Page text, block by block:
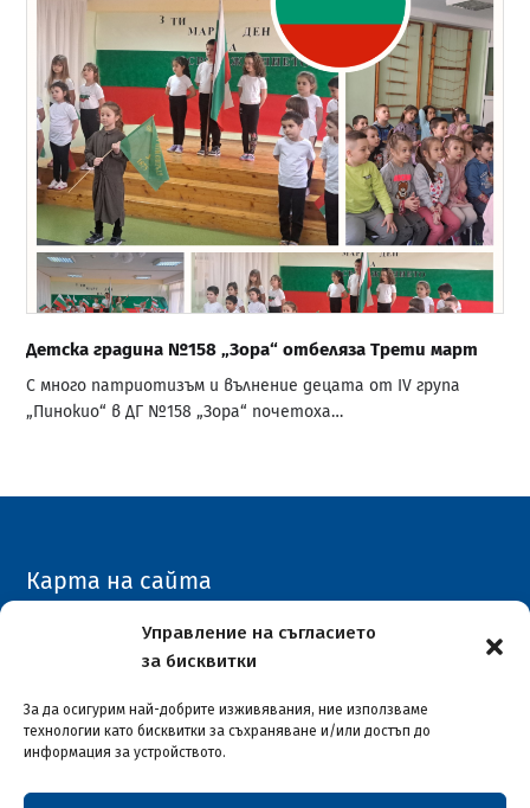
Управление на съгласието
за бисквитки
За да осигурим най-добрите изживявания, ние използваме
технологии като бисквитки за съхраняване и/или достъп до
информация за устройството.
Детска градина №158 „Зора“ отбеляза Трети март
С много патриотизъм и вълнение децата от IV група
„Пинокио“ в ДГ №158 „Зора“ почетоха…
Карта на сайта
Архивен сайт